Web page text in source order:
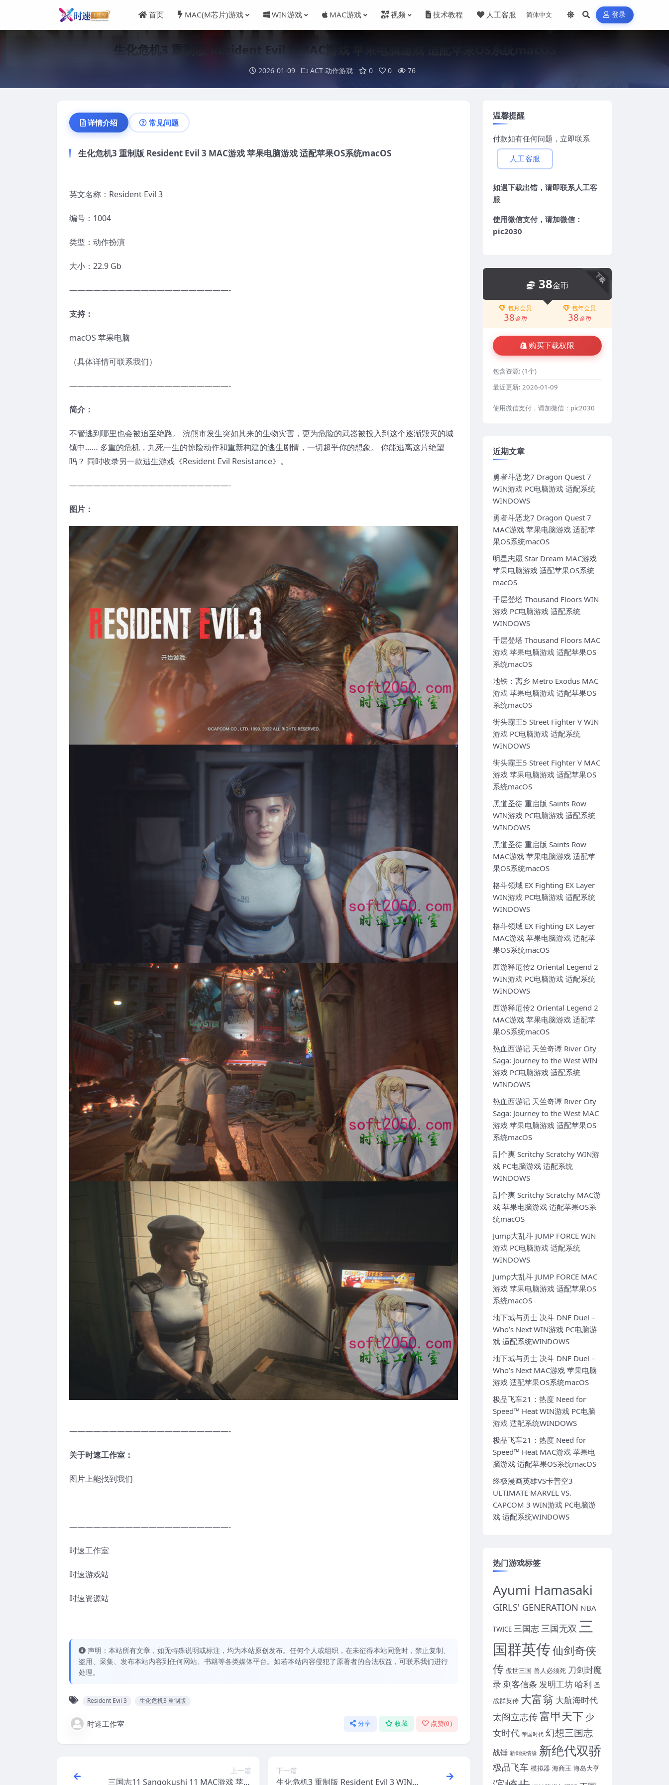
首页 MAC(M芯片)游戏 WIN游戏 MAC游戏 视频 技术教程 人工客服 登录
生化危机3 重制版 Resident Evil 3 MAC游戏 苹果电脑游戏 适配苹果OS系统macOS
2026-01-09 ACT 动作游戏 0 0 76
详情介绍 常见问题
生化危机3 重制版 Resident Evil 3 MAC游戏 苹果电脑游戏 适配苹果OS系统macOS
英文名称：Resident Evil 3
编号：1004
类型：动作扮演
大小：22.9 Gb
————————————————————-
支持：
macOS 苹果电脑
（具体详情可联系我们）
————————————————————-
简介：
不管逃到哪里也会被追至绝路。 浣熊市发生突如其来的生物灾害，更为危险的武器被投入到这个逐渐毁灭的城
镇中…… 多重的危机，九死一生的惊险动作和重新构建的逃生剧情，一切超乎你的想象。 你能逃离这片绝望
吗？ 同时收录另一款逃生游戏《Resident Evil Resistance》。
————————————————————-
图片：
————————————————————-
关于时速工作室：
图片上能找到我们
————————————————————-
时速工作室
时速游戏站
时速资源站
声明：本站所有文章，如无特殊说明或标注，均为本站原创发布。任何个人或组织，在未征得本站同意时，禁止复制、
盗用、采集、发布本站内容到任何网站、书籍等各类媒体平台。如若本站内容侵犯了原著者的合法权益，可联系我们进行
处理。
Resident Evil 3 生化危机3 重制版
时速工作室 分享 收藏 点赞(0)
上一篇
三国志11 Sangokushi 11 MAC游戏 苹果
下一篇
生化危机3 重制版 Resident Evil 3 WIN游
温馨提醒
付款如有任何问题，立即联系
人工客服
如遇下载出错，请即联系人工客
服
使用微信支付，请加微信：
pic2030
下载
38金币
包月会员
38金币
包年会员
38金币
购买下载权限
包含资源: (1个)
最近更新: 2026-01-09
使用微信支付，请加微信：pic2030
近期文章
勇者斗恶龙7 Dragon Quest 7
WIN游戏 PC电脑游戏 适配系统
WINDOWS
勇者斗恶龙7 Dragon Quest 7
MAC游戏 苹果电脑游戏 适配苹
果OS系统macOS
明星志愿 Star Dream MAC游戏
苹果电脑游戏 适配苹果OS系统
macOS
千层登塔 Thousand Floors WIN
游戏 PC电脑游戏 适配系统
WINDOWS
千层登塔 Thousand Floors MAC
游戏 苹果电脑游戏 适配苹果OS
系统macOS
地铁：离乡 Metro Exodus MAC
游戏 苹果电脑游戏 适配苹果OS
系统macOS
街头霸王5 Street Fighter V WIN
游戏 PC电脑游戏 适配系统
WINDOWS
街头霸王5 Street Fighter V MAC
游戏 苹果电脑游戏 适配苹果OS
系统macOS
黑道圣徒 重启版 Saints Row
WIN游戏 PC电脑游戏 适配系统
WINDOWS
黑道圣徒 重启版 Saints Row
MAC游戏 苹果电脑游戏 适配苹
果OS系统macOS
格斗领域 EX Fighting EX Layer
WIN游戏 PC电脑游戏 适配系统
WINDOWS
格斗领域 EX Fighting EX Layer
MAC游戏 苹果电脑游戏 适配苹
果OS系统macOS
西游释厄传2 Oriental Legend 2
WIN游戏 PC电脑游戏 适配系统
WINDOWS
西游释厄传2 Oriental Legend 2
MAC游戏 苹果电脑游戏 适配苹
果OS系统macOS
热血西游记 天竺奇谭 River City
Saga: Journey to the West WIN
游戏 PC电脑游戏 适配系统
WINDOWS
热血西游记 天竺奇谭 River City
Saga: Journey to the West MAC
游戏 苹果电脑游戏 适配苹果OS
系统macOS
刮个爽 Scritchy Scratchy WIN游
戏 PC电脑游戏 适配系统
WINDOWS
刮个爽 Scritchy Scratchy MAC游
戏 苹果电脑游戏 适配苹果OS系
统macOS
Jump大乱斗 JUMP FORCE WIN
游戏 PC电脑游戏 适配系统
WINDOWS
Jump大乱斗 JUMP FORCE MAC
游戏 苹果电脑游戏 适配苹果OS
系统macOS
地下城与勇士 决斗 DNF Duel –
Who’s Next WIN游戏 PC电脑游
戏 适配系统WINDOWS
地下城与勇士 决斗 DNF Duel –
Who’s Next MAC游戏 苹果电脑
游戏 适配苹果OS系统macOS
极品飞车21：热度 Need for
Speed™ Heat WIN游戏 PC电脑
游戏 适配系统WINDOWS
极品飞车21：热度 Need for
Speed™ Heat MAC游戏 苹果电
脑游戏 适配苹果OS系统macOS
终极漫画英雄VS卡普空3
ULTIMATE MARVEL VS.
CAPCOM 3 WIN游戏 PC电脑游
戏 适配系统WINDOWS
热门游戏标签
Ayumi Hamasaki
GIRLS' GENERATION NBA
TWICE 三国志三国无双 三
国群英传仙剑奇侠
传 傲世三国 兽人必须死 刀剑封魔
录刺客信条 发明工坊 哈利 圣
战群英传 大富翁 大航海时代
太阁立志传富甲天下 少
女时代 帝国时代 幻想三国志
战锤 新剑侠情缘 新绝代双骄
极品飞车 模拟器 海商王 海岛大亨